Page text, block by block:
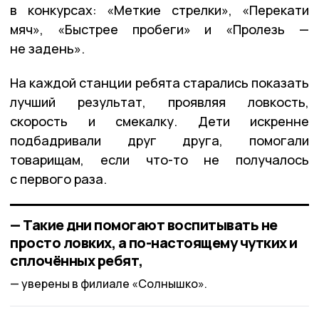
в конкурсах: «Меткие стрелки», «Перекати
мяч», «Быстрее пробеги» и «Пролезь —
не задень».
На каждой станции ребята старались показать
лучший результат, проявляя ловкость,
скорость и смекалку. Дети искренне
подбадривали друг друга, помогали
товарищам, если что-то не получалось
с первого раза.
— Такие дни помогают воспитывать не
просто ловких, а по-настоящему чутких и
сплочённых ребят,
уверены в филиале «Солнышко».